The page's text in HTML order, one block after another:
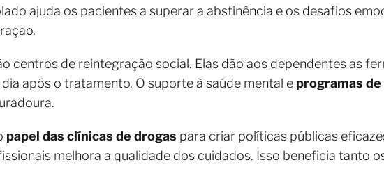
ajuda os pacientes a superar a abstinência e os desafios
centros de reintegração social. Elas dão aos dependentes as
após o tratamento. O suporte à saúde mental e programas
papel das clínicas de drogas para criar políticas públicas
melhora a qualidade dos cuidados. Isso beneficia tanto